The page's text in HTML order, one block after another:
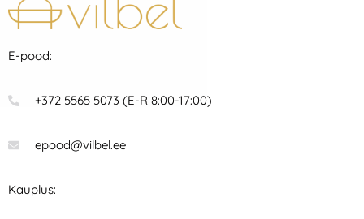
E-pood:
+372 5565 5073 (E-R 8:00-17:00)
epood@vilbel.ee
Kauplus: